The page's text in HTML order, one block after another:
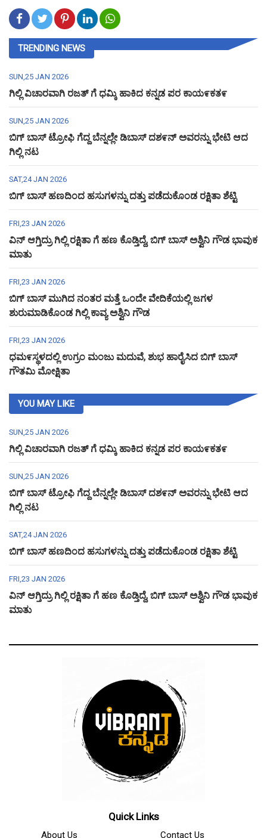
TRENDING NEWS
SUN,25 JAN 2026
ಗಿಲ್ಲಿ ವಿಚಾರವಾಗಿ ರಜತ್ ಗೆ ಧಮ್ಕಿ ಹಾಕಿದ ಕನ್ನಡ ಪರ ಕಾಯ೯ಕತ೯
SUN,25 JAN 2026
ಬಿಗ್ ಬಾಸ್ ಟ್ರೋಫಿ ಗೆದ್ದ ಬೆನ್ನಲ್ಲೇ ಡಿಬಾಸ್ ದಶ೯ನ್ ಅವರನ್ನು ಭೇಟಿ ಆದ
ಗಿಲ್ಲಿ ನಟ
SAT,24 JAN 2026
ಬಿಗ್ ಬಾಸ್ ಹಣದಿಂದ ಹಸುಗಳನ್ನು ದತ್ತು ಪಡೆದುಕೊಂಡ ರಕ್ಷಿತಾ ಶೆಟ್ಟಿ
FRI,23 JAN 2026
ವಿನ್ ಆಗ್ತಿದ್ರು ಗಿಲ್ಲಿ ರಕ್ಷಿತಾ ಗೆ ಹಣ ಕೊಡ್ತಿದ್ದೆ, ಬಿಗ್ ಬಾಸ್ ಅಶ್ವಿನಿ ಗೌಡ ಭಾವುಕ
ಮಾತು
FRI,23 JAN 2026
ಬಿಗ್ ಬಾಸ್ ಮುಗಿದ ನಂತರ ಮತ್ತೆ ಒಂದೇ ವೇದಿಕೆಯಲ್ಲಿ ಜಗಳ
ಶುರುಮಾಡಿಕೊಂಡ ಗಿಲ್ಲಿ ಕಾವ್ಯ ಅಶ್ವಿನಿ ಗೌಡ
FRI,23 JAN 2026
ಧಮ೯ಸ್ಥಳದಲ್ಲಿ ಉಗ್ರಂ ಮಂಜು ಮದುವೆ, ಶುಭ ಹಾರೈಸಿದ ಬಿಗ್ ಬಾಸ್
ಗೌತಮಿ ಮೋಕ್ಷಿತಾ
YOU MAY LIKE
SUN,25 JAN 2026
ಗಿಲ್ಲಿ ವಿಚಾರವಾಗಿ ರಜತ್ ಗೆ ಧಮ್ಕಿ ಹಾಕಿದ ಕನ್ನಡ ಪರ ಕಾಯ೯ಕತ೯
SUN,25 JAN 2026
ಬಿಗ್ ಬಾಸ್ ಟ್ರೋಫಿ ಗೆದ್ದ ಬೆನ್ನಲ್ಲೇ ಡಿಬಾಸ್ ದಶ೯ನ್ ಅವರನ್ನು ಭೇಟಿ ಆದ
ಗಿಲ್ಲಿ ನಟ
SAT,24 JAN 2026
ಬಿಗ್ ಬಾಸ್ ಹಣದಿಂದ ಹಸುಗಳನ್ನು ದತ್ತು ಪಡೆದುಕೊಂಡ ರಕ್ಷಿತಾ ಶೆಟ್ಟಿ
FRI,23 JAN 2026
ವಿನ್ ಆಗ್ತಿದ್ರು ಗಿಲ್ಲಿ ರಕ್ಷಿತಾ ಗೆ ಹಣ ಕೊಡ್ತಿದ್ದೆ, ಬಿಗ್ ಬಾಸ್ ಅಶ್ವಿನಿ ಗೌಡ ಭಾವುಕ
ಮಾತು
Quick Links
About Us Contact Us